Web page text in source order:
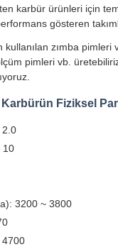
karbür ürünleri için
gösteren
kullanılan zımba
pimleri vb.
Fiziksel
2.0
10
3200 ~ 3800
4700